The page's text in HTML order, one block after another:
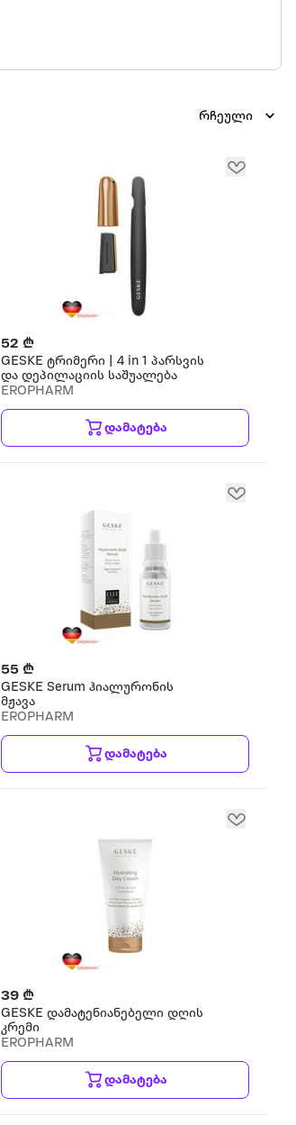
რჩეული
52 ₾
GESKE ტრიმერი | 4 in 1 პარსვის
და დეპილაციის საშუალება
EROPHARM
დამატება
55 ₾
GESKE Serum ჰიალურონის
მჟავა
EROPHARM
დამატება
39 ₾
GESKE დამატენიანებელი დღის
კრემი
EROPHARM
დამატება